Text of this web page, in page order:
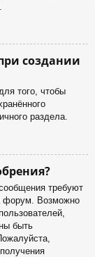
создании
того, чтобы
раздела.
требуют
форум. Возможно
быть